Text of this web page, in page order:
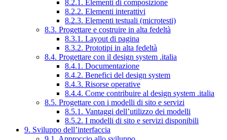
8.2.1. Elementi di composizione
8.2.2. Elementi interattivi
8.2.3. Elementi testuali (microtesti)
8.3. Progettare e costruire in alta fedeltà
8.3.1. Layout di pagina
8.3.2. Prototipi in alta fedeltà
8.4. Progettare con il design system .italia
8.4.1. Documentazione
8.4.2. Benefici del design system
8.4.3. Risorse operative
8.4.4. Come contribuire al design system .italia
8.5. Progettare con i modelli di sito e servizi
8.5.1. Vantaggi dell’utilizzo dei modelli
8.5.2. I modelli di sito e servizi disponibili
9. Sviluppo dell’interfaccia